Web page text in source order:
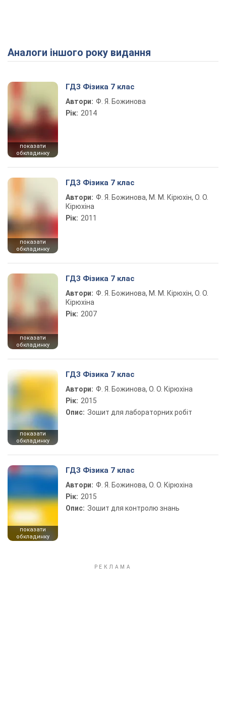
Play Video
Аналоги іншого року видання
показати
обкладинку
ГДЗ Фізика 7 клас
Автори: Ф. Я. Божинова
Рік: 2014
показати
обкладинку
ГДЗ Фізика 7 клас
Автори: Ф. Я. Божинова, М. М. Кірюхін, О. О.
Кірюхіна
Рік: 2011
показати
обкладинку
ГДЗ Фізика 7 клас
Автори: Ф. Я. Божинова, М. М. Кірюхін, О. О.
Кірюхіна
Рік: 2007
показати
обкладинку
ГДЗ Фізика 7 клас
Автори: Ф. Я. Божинова, О. О. Кірюхіна
Рік: 2015
Опис: Зошит для лабораторних робіт
показати
обкладинку
ГДЗ Фізика 7 клас
Автори: Ф. Я. Божинова, О. О. Кірюхіна
Рік: 2015
Опис: Зошит для контролю знань